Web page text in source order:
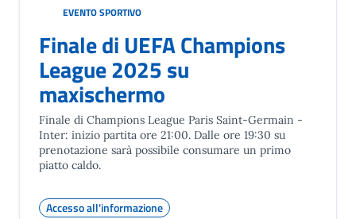
EVENTO SPORTIVO
Finale di UEFA Champions
League 2025 su
maxischermo
Finale di Champions League Paris Saint-Germain -
Inter: inizio partita ore 21:00. Dalle ore 19:30 su
prenotazione sarà possibile consumare un primo
piatto caldo.
Accesso all'informazione